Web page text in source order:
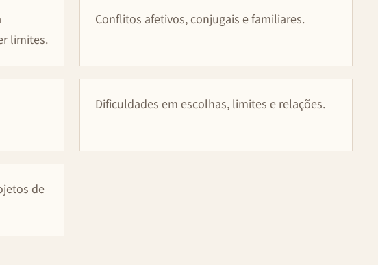
limites.
Conflitos afetivos, conjugais e familiares.
Dificuldades em escolhas, limites e relações.
de